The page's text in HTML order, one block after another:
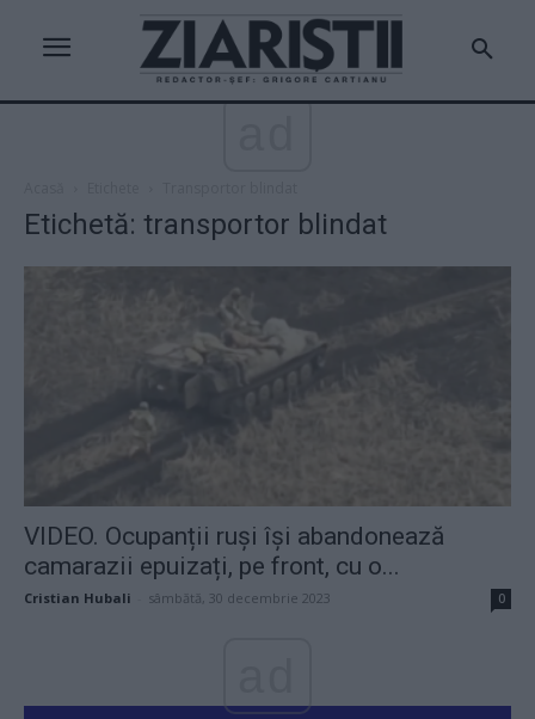
Etichetă: transportor blindat
VIDEO. Ocupanții ruși își abandonează
camarazii epuizați, pe front, cu o...
Cristian Hubali sâmbătă, 30 decembrie 2023 0